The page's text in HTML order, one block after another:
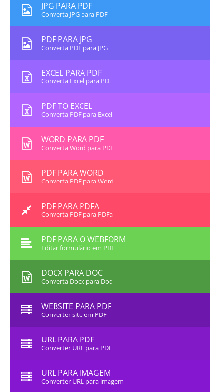
JPG PARA PDF
Converta JPG para PDF
PDF PARA JPG
Converta PDF para JPG
EXCEL PARA PDF
Converta Excel para PDF
PDF TO EXCEL
Converta PDF para Excel
WORD PARA PDF
Converta Word para PDF
PDF PARA WORD
Converta PDF para Word
PDF PARA PDFA
Converta PDF para PDFa
PDF PARA O WEBFORM
Editar formulário em PDF
DOCX PARA DOC
Converta Docx para Doc
WEBSITE PARA PDF
Converter site em PDF
URL PARA PDF
Converter URL para PDF
URL PARA IMAGEM
Converter URL para imagem